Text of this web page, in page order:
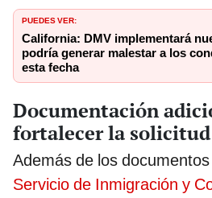
PUEDES VER:
California: DMV implementará
podría generar malestar a los
esta fecha
Documentación
fortalecer la solicitud
Además de los
Servicio de Inmigración y